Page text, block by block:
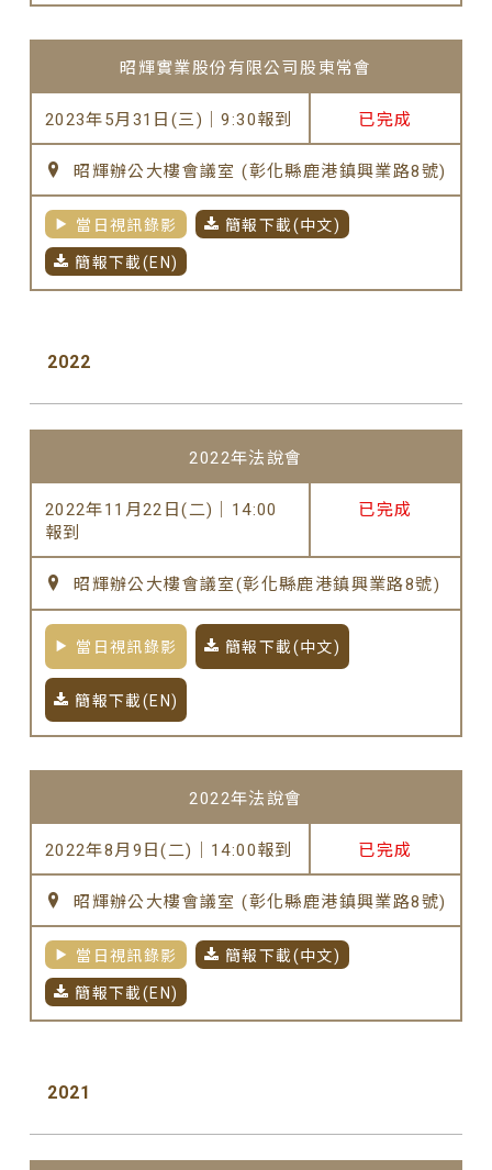
昭輝實業股份有限公司股東常會
2023年5月31日(三)｜9:30報到 已完成
昭輝辦公大樓會議室 (彰化縣鹿港鎮興業路8號)
當日視訊錄影 簡報下載(中文)
簡報下載(EN)
2022
2022年法說會
2022年11月22日(二)｜14:00
報到
已完成
昭輝辦公大樓會議室(彰化縣鹿港鎮興業路8號)
當日視訊錄影 簡報下載(中文)
簡報下載(EN)
2022年法說會
2022年8月9日(二)｜14:00報到 已完成
昭輝辦公大樓會議室 (彰化縣鹿港鎮興業路8號)
當日視訊錄影 簡報下載(中文)
簡報下載(EN)
2021